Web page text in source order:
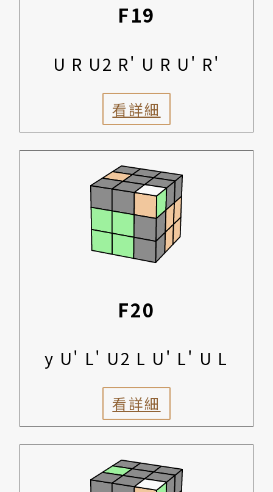
F19
U R U2 R' U R U' R'
看詳細
F20
y U' L' U2 L U' L' U L
看詳細